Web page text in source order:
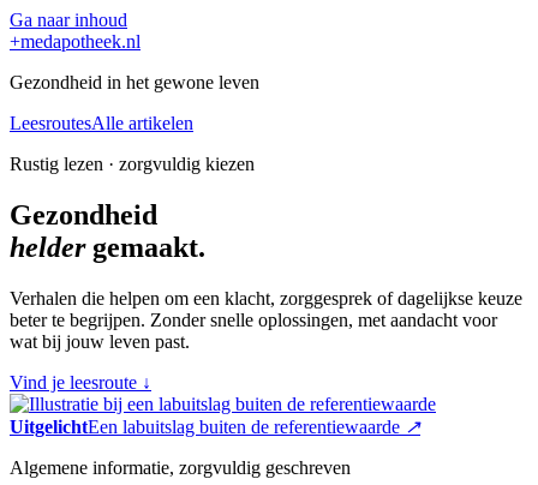
Ga naar inhoud
+medapotheek.nl
Gezondheid in het gewone leven
LeesroutesAlle artikelen
Rustig lezen · zorgvuldig kiezen
Gezondheid
heldergemaakt.
Verhalen die helpen om een klacht, zorggesprek of dagelijkse keuze
beter te begrijpen. Zonder snelle oplossingen, met aandacht voor
wat bij jouw leven past.
Vind je leesroute ↓
UitgelichtEen labuitslag buiten de referentiewaarde ↗
Algemene informatie, zorgvuldig geschreven